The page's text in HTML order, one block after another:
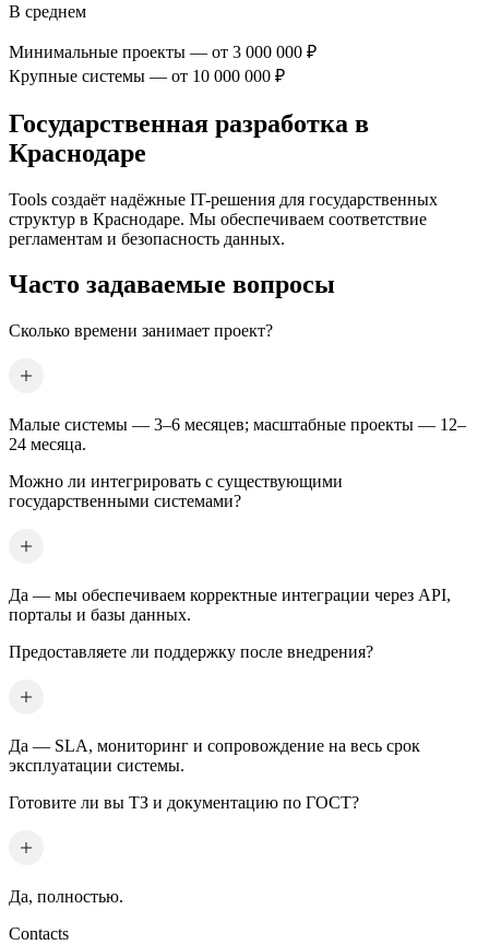
В среднем
Минимальные проекты — от 3 000 000 ₽
Крупные системы — от 10 000 000 ₽
Государственная разработка в
Краснодаре
Tools создаёт надёжные IT-решения для государственных
структур в Краснодаре. Мы обеспечиваем соответствие
регламентам и безопасность данных.
Часто задаваемые вопросы
Сколько времени занимает проект?
Малые системы — 3–6 месяцев; масштабные проекты — 12–
24 месяца.
Можно ли интегрировать с существующими
государственными системами?
Да — мы обеспечиваем корректные интеграции через API,
порталы и базы данных.
Предоставляете ли поддержку после внедрения?
Да — SLA, мониторинг и сопровождение на весь срок
эксплуатации системы.
Готовите ли вы ТЗ и документацию по ГОСТ?
Да, полностью.
Contacts